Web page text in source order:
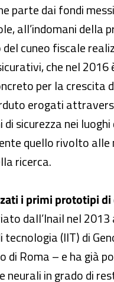
parte dai fondi
all’indomani della
cuneo fiscale
che nel
per la crescita
erogati
di sicurezza nei
quello rivolto alle
ricerca.
i primi prototipi
dall’Inail nel
(IIT) di
di Roma – e ha già
neurali in grado di